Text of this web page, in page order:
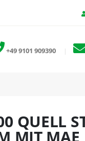
+49 9101 909390 |
QUELL
MIT MAE